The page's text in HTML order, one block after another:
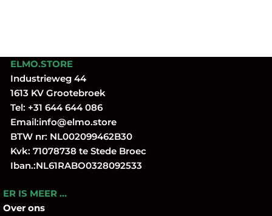
ELMO.STORE
Industrieweg 44
1613 KV Grootebroek
Tel: +31 644 644 086
Email:info@elmo.store
BTW nr: NL002099462B30
Kvk: 71078738 te Stede Broec
Iban.:NL61RABO0328092533
ER IS MEER …
Over ons